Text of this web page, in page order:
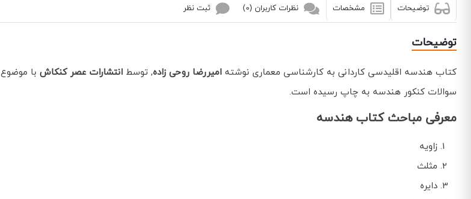
توضیحات مشخصات نظرات کاربران (0) ثبت نظر
توضیحات
کتاب هندسه اقلیدسی کاردانی به کارشناسی معماری نوشته امیررضا روحی زاده, توسط انتشارات عصر کنکاش با موضوع
سوالات کنکور هندسه به چاپ رسیده است.
معرفی مباحث کتاب هندسه
زاویه
مثلث
دایره